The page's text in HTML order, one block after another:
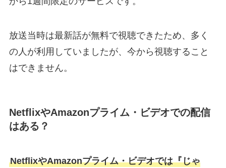
放送当時は最新話が無料で視聴できたため、多く
の人が利用していましたが、今から視聴すること
はできません。
NetflixやAmazonプライム・ビデオでの配信
はある？
NetflixやAmazonプライム・ビデオでは『じゃ